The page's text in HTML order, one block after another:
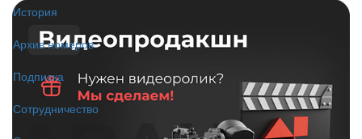
История
Архив номеров
Подписка
Сотрудничество